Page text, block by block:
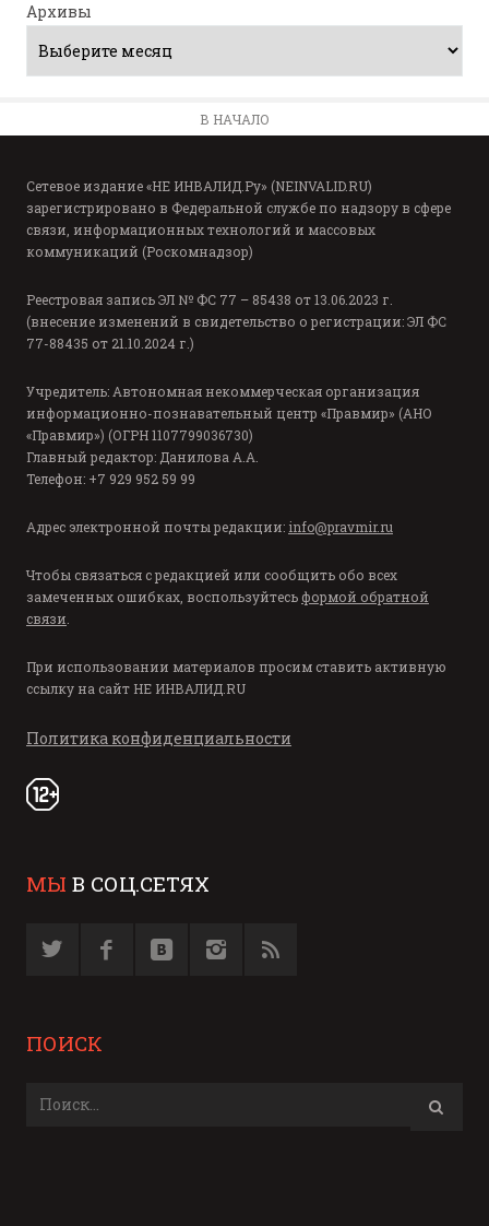
Архивы
В НАЧАЛО
Сетевое издание «НЕ ИНВАЛИД.Ру» (NEINVALID.RU)
зарегистрировано в Федеральной службе по надзору в сфере
связи, информационных технологий и массовых
коммуникаций (Роскомнадзор)
Реестровая запись ЭЛ № ФС 77 – 85438 от 13.06.2023 г.
(внесение изменений в свидетельство о регистрации: ЭЛ ФС
77-88435 от 21.10.2024 г.)
Учредитель: Автономная некоммерческая организация
информационно-познавательный центр «Правмир» (АНО
«Правмир») (ОГРН 1107799036730)
Главный редактор: Данилова А.А.
Телефон: +7 929 952 59 99
Адрес электронной почты редакции: info@pravmir.ru
Чтобы связаться с редакцией или сообщить обо всех
замеченных ошибках, воспользуйтесь формой обратной
связи
При использовании материалов просим ставить активную
ссылку на сайт НЕ ИНВАЛИД.RU
Политика конфиденциальности
МЫ В СОЦ.СЕТЯХ
ПОИСК